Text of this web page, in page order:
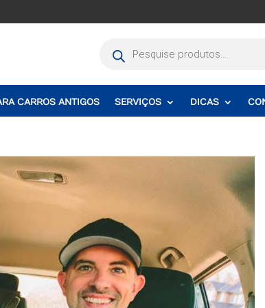
produtos
CARROS ANTIGOS SERVIÇOS DICAS